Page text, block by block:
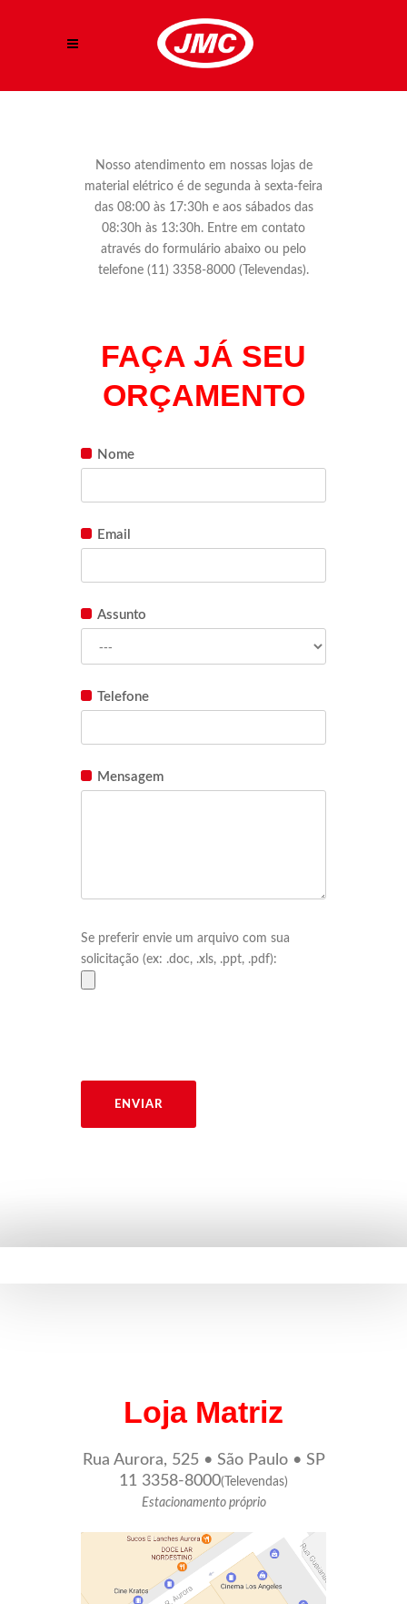
Nosso atendimento em nossas lojas de
material elétrico é de segunda à sexta-feira
das 08:00 às 17:30h e aos sábados das
08:30h às 13:30h. Entre em contato
através do formulário abaixo ou pelo
telefone (11) 3358-8000 (Televendas).
FAÇA JÁ SEU
ORÇAMENTO
Nome
Email
Assunto
Telefone
Mensagem
Se preferir envie um arquivo com sua
solicitação (ex: .doc, .xls, .ppt, .pdf):
Loja Matriz
Rua Aurora, 525 • São Paulo • SP
11 3358-8000(Televendas)
Estacionamento próprio